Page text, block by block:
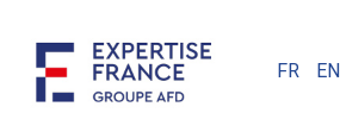
FR EN